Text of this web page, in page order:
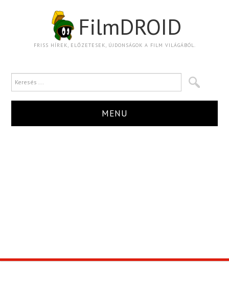
FilmDROID
FRISS HÍREK, ELŐZETESEK, ÚJDONSÁGOK A FILM VILÁGÁBÓL.
MENU